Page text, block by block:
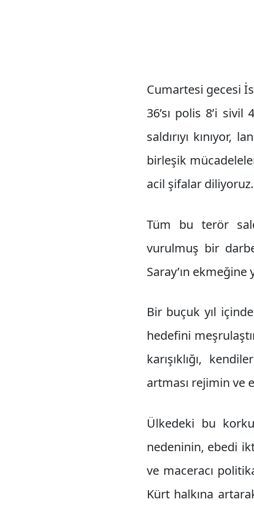
Cumartesi gecesi
36’sı polis 8’i
saldırıyı
birleşik
acil şifalar diliyoruz.
Tüm bu terör
vurulmuş bir
Saray’ın
Bir buçuk yıl
hedefini
karışıklığı,
artması rejimin ve
Ülkedeki bu
nedeninin, ebedi
ve maceracı
Kürt halkına